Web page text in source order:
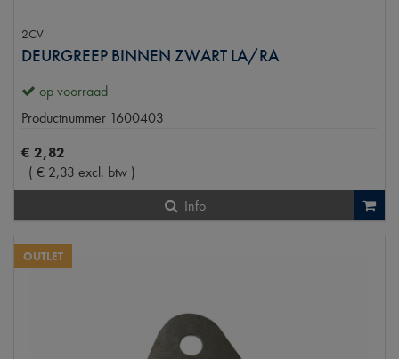
2CV
DEURGREEP BINNEN ZWART LA/RA
op voorraad
Productnummer 1600403
€ 2,82
( € 2,33 excl. btw )
Info
OUTLET